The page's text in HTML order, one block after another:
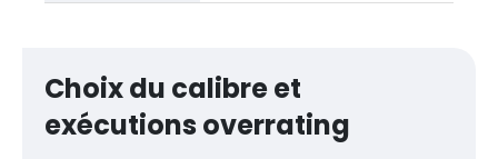
Choix du calibre et
exécutions overrating